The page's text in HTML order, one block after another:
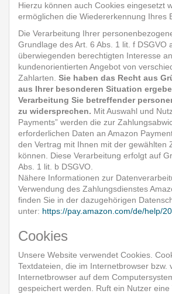
Hierzu können auch Cookies eingesetzt
ermöglichen die Wiedererkennung Ihres
Die Verarbeitung Ihrer
Grundlage des Art. 6 Abs. 1 lit. f DSGVO
überwiegenden berechtigten Interesse
kundenorientierten Angebot von
Zahlarten. Sie haben das Recht aus
aus Ihrer besonderen Situation
Verarbeitung Sie betreffender
zu widersprechen. Mit Auswahl und
Payments” werden die zur
erforderlichen Daten an Amazon
den Vertrag mit Ihnen mit der gewählten
können. Diese Verarbeitung erfolgt auf
Abs. 1 lit. b DSGVO.
Nähere Informationen zur
Verwendung des Zahlungsdienstes
finden Sie in der dazugehörigen
unter: https://pay.amazon.com/de/help/
Cookies
Unsere Website verwendet Cookies.
Textdateien, die im Internetbrowser bzw.
Internetbrowser auf dem
gespeichert werden. Ruft ein Nutzer eine